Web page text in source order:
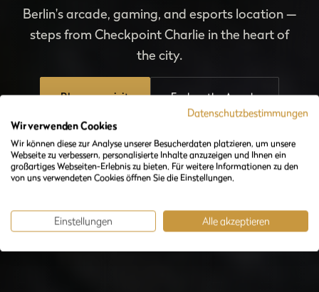
Berlin's arcade, gaming, and esports location —
steps from Checkpoint Charlie in the heart of
the city.
Plan your visit Explore the Arcade
Datenschutzbestimmungen
Wir verwenden Cookies
Wir können diese zur Analyse unserer Besucherdaten platzieren, um unsere
Webseite zu verbessern, personalisierte Inhalte anzuzeigen und Ihnen ein
großartiges Webseiten-Erlebnis zu bieten. Für weitere Informationen zu den
von uns verwendeten Cookies öffnen Sie die Einstellungen.
Einstellungen Alle akzeptieren